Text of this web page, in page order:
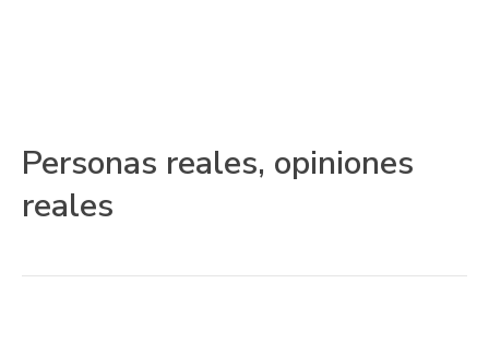
Personas reales, opiniones
reales